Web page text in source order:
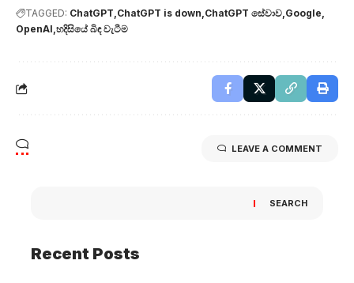
TAGGED: ChatGPT ChatGPT is down ChatGPT සේවාව Google
OpenAI හදිසියේ බිඳ වැටීම
LEAVE A COMMENT
SEARCH
Recent Posts